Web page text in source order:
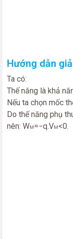
Hướng dẫn
Ta có:
Thế năng là khả
Nếu ta chọn mốc
Do thế năng phụ
nên: WM =−q.VM <0.